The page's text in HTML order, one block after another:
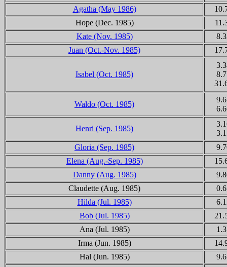
Agatha (May 1986)
Hope (Dec. 1985)
Kate (Nov. 1985)
Juan (Oct.-Nov. 1985)
Isabel (Oct. 1985)
Waldo (Oct. 1985)
Henri (Sep. 1985)
Gloria (Sep. 1985)
Elena (Aug.-Sep. 1985)
Danny (Aug. 1985)
Claudette (Aug. 1985)
Hilda (Jul. 1985)
Bob (Jul. 1985)
Ana (Jul. 1985)
Irma (Jun. 1985)
Hal (Jun. 1985)